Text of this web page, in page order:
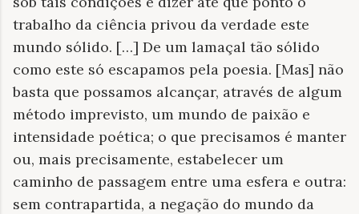
trabalho da ciência privou da verdade este
mundo sólido. […] De um lamaçal tão sólido
como este só escapamos pela poesia. [Mas] não
basta que possamos alcançar, através de algum
método imprevisto, um mundo de paixão e
intensidade poética; o que precisamos é manter
ou, mais precisamente, estabelecer um
caminho de passagem entre uma esfera e outra:
sem contrapartida, a negação do mundo da